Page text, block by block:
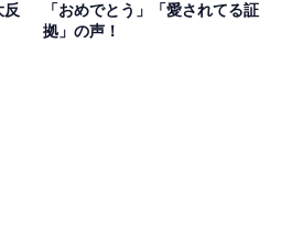
反
「おめでとう」「愛されてる証
拠」の声！